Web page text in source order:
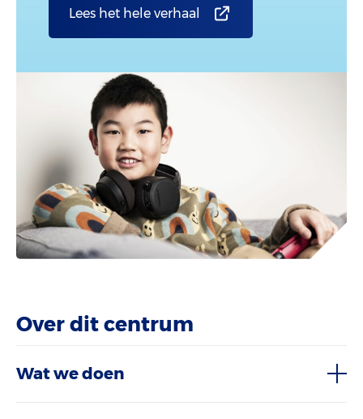
Lees het hele verhaal
Over dit centrum
Wat we doen